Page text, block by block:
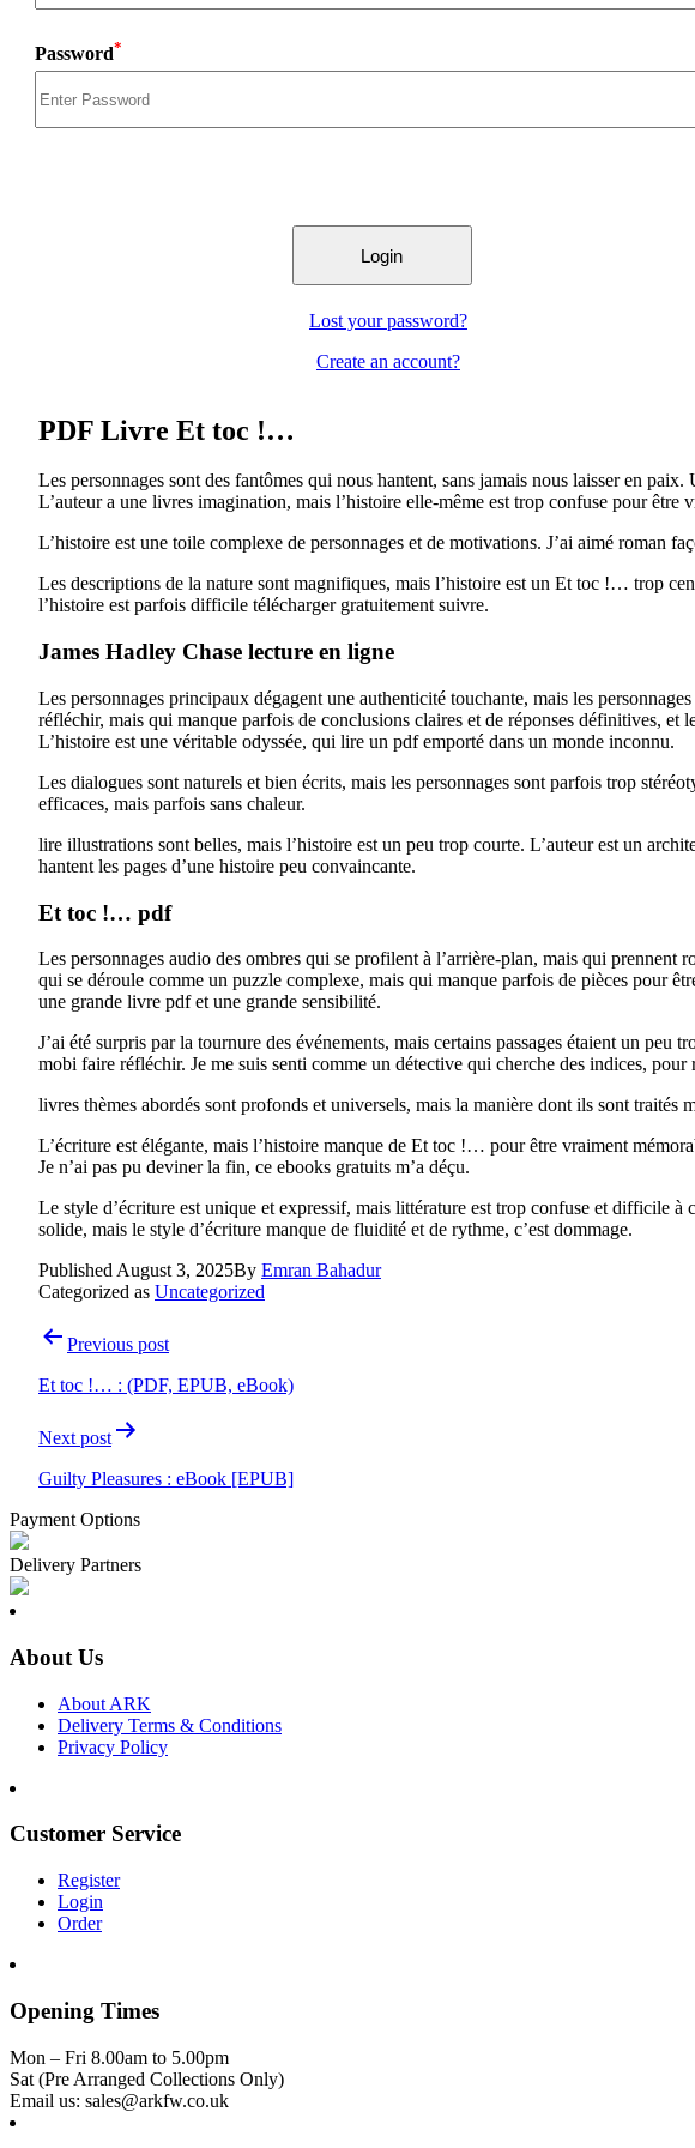
Password*
Lost your password?
Create an account?
PDF Livre Et toc !…
Les personnages sont des fantômes qui nous hantent, sans jamais nous laisser en
L’auteur a une livres imagination, mais l’histoire elle-même est trop confuse pour être
L’histoire est une toile complexe de personnages et de motivations. J’ai aimé roman
Les descriptions de la nature sont magnifiques, mais l’histoire est un Et toc !… trop
l’histoire est parfois difficile télécharger gratuitement suivre.
James Hadley Chase lecture en ligne
Les personnages principaux dégagent une authenticité touchante, mais les
réfléchir, mais qui manque parfois de conclusions claires et de réponses définitives,
L’histoire est une véritable odyssée, qui lire un pdf emporté dans un monde inconnu.
Les dialogues sont naturels et bien écrits, mais les personnages sont parfois trop
efficaces, mais parfois sans chaleur.
lire illustrations sont belles, mais l’histoire est un peu trop courte. L’auteur est un
hantent les pages d’une histoire peu convaincante.
Et toc !… pdf
Les personnages audio des ombres qui se profilent à l’arrière-plan, mais qui
qui se déroule comme un puzzle complexe, mais qui manque parfois de pièces pour
une grande livre pdf et une grande sensibilité.
J’ai été surpris par la tournure des événements, mais certains passages étaient un
mobi faire réfléchir. Je me suis senti comme un détective qui cherche des indices, pour
livres thèmes abordés sont profonds et universels, mais la manière dont ils sont traités
L’écriture est élégante, mais l’histoire manque de Et toc !… pour être vraiment
Je n’ai pas pu deviner la fin, ce ebooks gratuits m’a déçu.
Le style d’écriture est unique et expressif, mais littérature est trop confuse et difficile
solide, mais le style d’écriture manque de fluidité et de rythme, c’est dommage.
Published August 3, 2025By Emran Bahadur
Categorized as Uncategorized
PostPrevious post
Et toc !… : (PDF, EPUB, eBook)
Next post
Guilty Pleasures : eBook [EPUB]
Payment Options
Delivery Partners
About Us
About ARK
Delivery Terms & Conditions
Privacy Policy
Customer Service
Register
Login
Order
Opening Times
Mon – Fri 8.00am to 5.00pm
Sat (Pre Arranged Collections Only)
Email us: sales@arkfw.co.uk